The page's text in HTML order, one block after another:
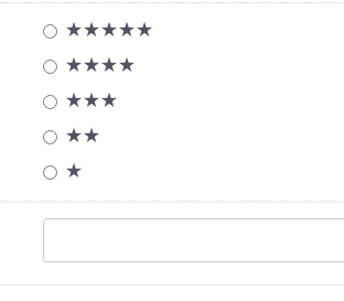
★★★★★
★★★★
★★★
★★
★